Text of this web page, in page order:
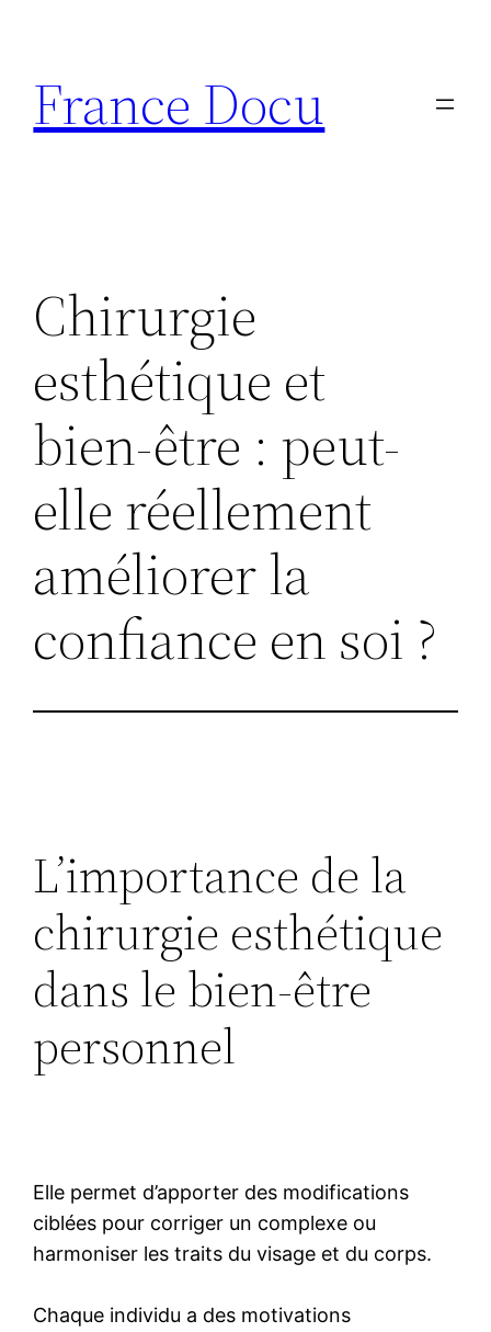
contenu
France Docu
Chirurgie
esthétique et
bien-être : peut-
elle réellement
améliorer la
confiance en soi ?
L’importance de la
chirurgie esthétique
dans le bien-être
personnel
Elle permet d’apporter des modifications
ciblées pour corriger un complexe ou
harmoniser les traits du visage et du corps.
Chaque individu a des motivations